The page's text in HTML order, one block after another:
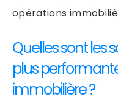
opérations
Quelles sont les
plus
immobilière ?